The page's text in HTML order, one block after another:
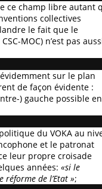
ce champ libre autant
collectives
le fait que le
MOC) n’est pas
sur le plan
de façon évidente :
) gauche possible en
du VOKA au
et le patronat
leur propre croisade
années: «si le
réforme de l’Etat »;